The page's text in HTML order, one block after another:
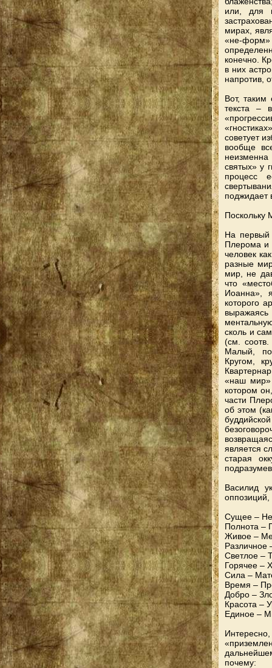
или, для
мирах,
«не-
конечно.
в них
напротив,
Вот,
текста –
советует
вообще
святых» у
процесс
поджидает
Поскольку
На первый
Плерома и
человек
разные
мир, не
что
Иоанна»,
которого
сколь и
(см.
Малый,
Кругом,
«наш мир»
котором
части
об этом
является
старая
Василид
Сущее –
Полнота –
Живое –
Различное
Светлое –
Горячее –
Сила –
Время –
Добро –
Красота –
Единое –
почему: